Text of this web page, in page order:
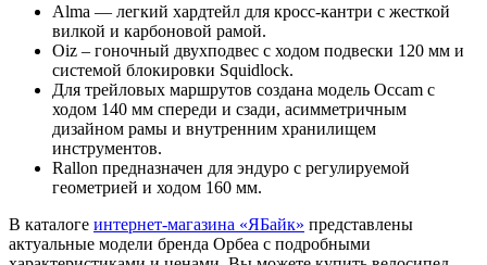
Alma — легкий хардтейл для кросс-кантри с жесткой
вилкой и карбоновой рамой.
Oiz – гоночный двухподвес с ходом подвески 120 мм и
системой блокировки Squidlock.
Для трейловых маршрутов создана модель Occam с
ходом 140 мм спереди и сзади, асимметричным
дизайном рамы и внутренним хранилищем
инструментов.
Rallon предназначен для эндуро с регулируемой
геометрией и ходом 160 мм.
В каталоге интернет-магазина «ЯБайк» представлены
актуальные модели бренда Орбеа с подробными